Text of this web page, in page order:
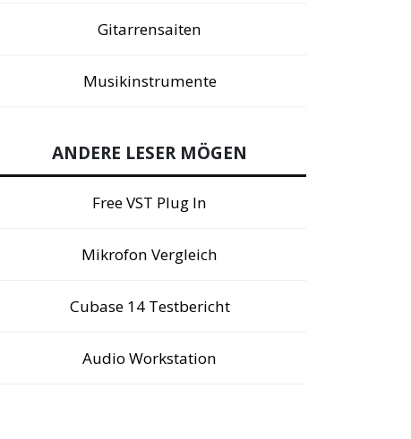
Gitarrensaiten
Musikinstrumente
ANDERE LESER MÖGEN
Free VST Plug In
Mikrofon Vergleich
Cubase 14 Testbericht
Audio Workstation